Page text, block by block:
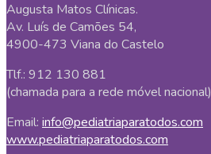
Augusta Matos Clínicas.
Av. Luís de Camões 54,
4900-473 Viana do Castelo
Tlf.: 912 130 881
(chamada para a rede móvel nacional)
Email: info@pediatriaparatodos.com
www.pediatriaparatodos.com